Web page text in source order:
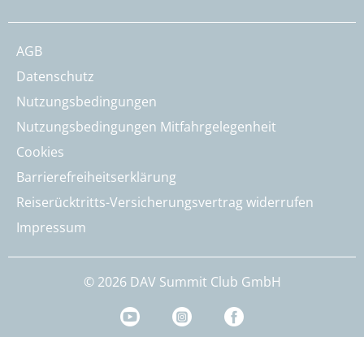
AGB
Datenschutz
Nutzungsbedingungen
Nutzungsbedingungen Mitfahrgelegenheit
Cookies
Barrierefreiheitserklärung
Reiserücktritts-Versicherungsvertrag widerrufen
Impressum
© 2026 DAV Summit Club GmbH